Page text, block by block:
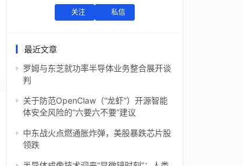
关注 私信
最近文章
罗姆与东芝就功率半导体业务整合展开谈
判
关于防范OpenClaw（“龙虾”）开源智能
体安全风险的“六要六不要”建议
中东战火点燃通胀炸弹，美股暴跌芯片股
领跌